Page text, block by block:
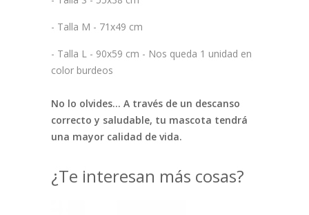
- Talla M - 71x49 cm
- Talla L - 90x59 cm - Nos queda 1 unidad en
color burdeos
No lo olvides... A través de un descanso
correcto y saludable, tu mascota tendrá
una mayor calidad de vida.
¿Te interesan más cosas?